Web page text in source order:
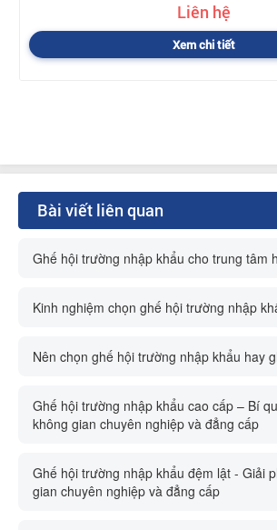
Liên hệ
Xem chi tiết
Bài viết liên quan
Ghế hội trường nhập khẩu cho trung tâm
Kinh nghiệm chọn ghế hội trường nhập
Nên chọn ghế hội trường nhập khẩu hay
Ghế hội trường nhập khẩu cao cấp – Bí
không gian chuyên nghiệp và đẳng cấp
Ghế hội trường nhập khẩu đệm lật - Giải
gian chuyên nghiệp và đẳng cấp